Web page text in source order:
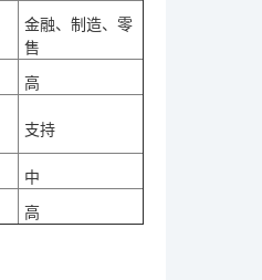
金融、制造、零
售
高
支持
中
高